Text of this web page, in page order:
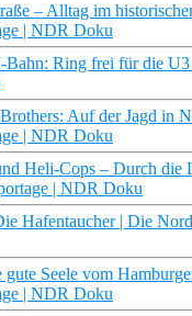
– Alltag im
| NDR Doku
Bahn: Ring frei für die U3
Auf der Jagd in
| NDR Doku
Heli-Cops – Durch die
| NDR Doku
Hafentaucher | Die
Seele vom
| NDR Doku